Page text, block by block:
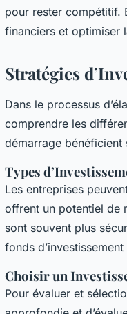
pour rester compétitif.
financiers et optimiser
Stratégies
Dans le processus
comprendre les
démarrage bénéficient
Types
Les entreprises
offrent un potentiel de
sont souvent plus
fonds
Choisir un
Pour évaluer et